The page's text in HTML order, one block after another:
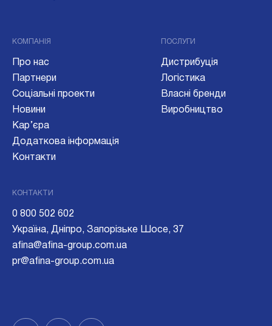
КОМПАНІЯ
Про нас
Партнери
Соціальні проекти
Новини
Кар’єра
Додаткова інформація
Контакти
ПОСЛУГИ
Дистрибуція
Логістика
Власні бренди
Виробництво
КОНТАКТИ
0 800 502 602
Україна, Дніпро, Запорізьке Шосе, 37
afina@afina-group.com.ua
pr@afina-group.com.ua